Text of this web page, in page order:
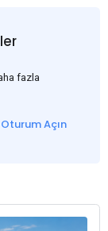
fazla
Oturum Açın